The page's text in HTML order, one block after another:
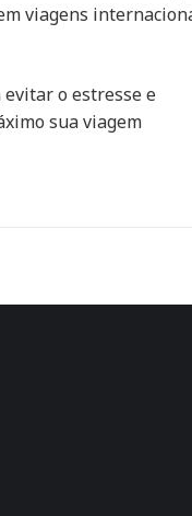
viagens
o estresse e
sua viagem